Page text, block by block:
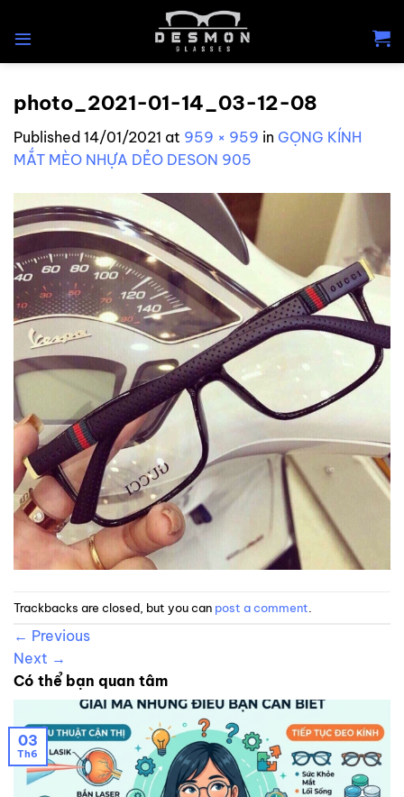
photo_2021-01-14_03-12-08
Published 14/01/2021 at 959 × 959 in GỌNG KÍNH
MẮT MÈO NHỰA DẺO DESON 905
Trackbacks are closed, but you can post a comment
← Previous
Next →
Có thể bạn quan tâm
03
Th6